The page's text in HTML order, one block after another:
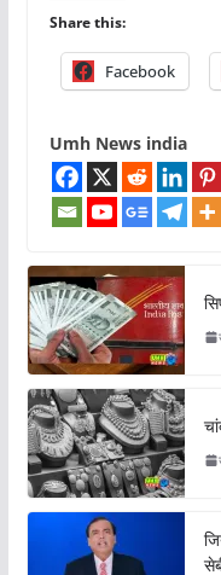
Share this:
Facebook
Umh News india